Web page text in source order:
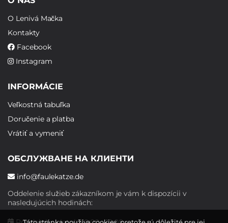
O Lenivá Mačka
Kontakty
Facebook
Instagram
INFORMÁCIE
Veľkostná tabuľka
Doručenie a platba
Vrátiť a vymeniť
ОБСЛУЖВАНЕ НА КЛИЕНТИ
info@faulekatze.de
Oddelenie služieb zákazníkom je vám k dispozícii v
nasledujúcich hodinách: